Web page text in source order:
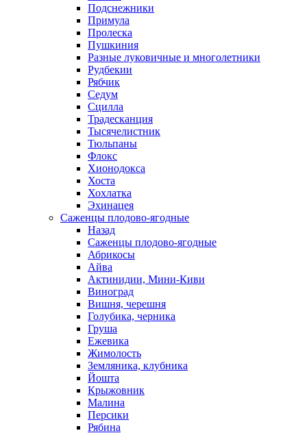
Подснежники
Примула
Пролеска
Пушкиния
Разные луковичные и многолетники
Рудбекии
Рябчик
Седум
Сцилла
Традесканция
Тысячелистник
Тюльпаны
Флокс
Хионодокса
Хоста
Хохлатка
Эхинацея
Саженцы плодово-ягодные
Назад
Саженцы плодово-ягодные
Абрикосы
Айва
Актинидии, Мини-Киви
Виноград
Вишня, черешня
Голубика, черника
Груша
Ежевика
Жимолость
Земляника, клубника
Йошта
Крыжовник
Малина
Персики
Рябина